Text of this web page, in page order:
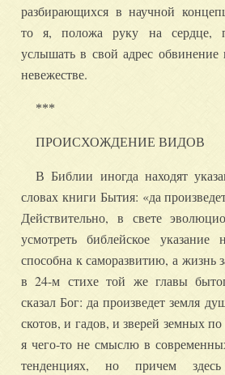
разбирающихся в научной
то я, положа руку на сердце,
услышать в свой адрес обвинение
невежестве.
***
ПРОИСХОЖДЕНИЕ ВИДОВ
В Библии иногда находят
словах книги Бытия: «да
Действительно, в свете
усмотреть библейское
способна к саморазвитию, а жизнь
в 24-м стихе той же главы
сказал Бог: да произведет земля
скотов, и гадов, и зверей земных
я чего-то не смыслю в
тенденциях, но причем